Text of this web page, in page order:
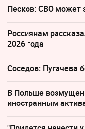
Песков: СВО может
Россиянам
2026 года
Соседов: Пугачева
В Польше
иностранным